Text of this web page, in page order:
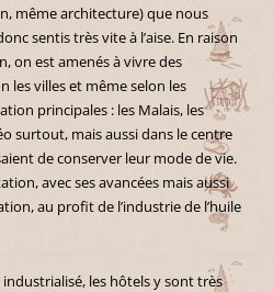
même architecture) que nous
sentis très vite à l’aise. En raison
on est amenés à vivre des
les villes et même selon les
principales : les Malais, les
surtout, mais aussi dans le centre
de conserver leur mode de vie.
avec ses avancées mais aussi
au profit de l’industrie de l’huile
industrialisé, les hôtels y sont très